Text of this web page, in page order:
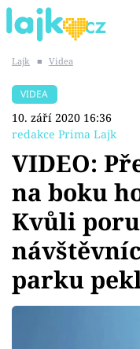
SHOPAHOLICADEL
Témata
Showbyznys
Youtubeři
Lajk ■ Videa
VIDEA
10. září 2020 16:36
redakce Prima Lajk
VIDEO:
na boku
Kvůli
parku